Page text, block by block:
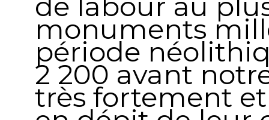
monuments
période
2 200 avant
très fortement